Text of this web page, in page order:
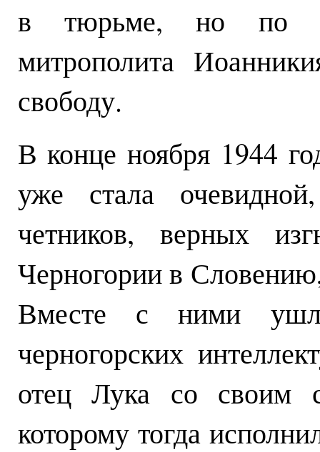
в тюрьме, но по
митрополита
свободу.
В конце ноября 1944
уже стала
четников, верных
Черногории в
Вместе с ними
черногорских
отец Лука со своим
которому тогда